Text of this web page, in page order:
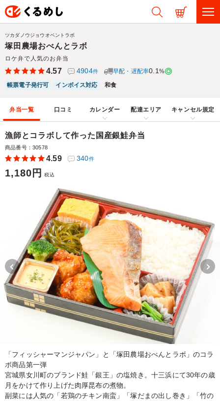
塚田農場おべんとラボ
ロケ弁で人気のお弁当
ツカダノウジョウオベントラボ
4.57 4904件 早配・遅配率0.1 %
帳票電子発行可
インボイス対応 和食
弁当一覧 口コミ カレンダー 配達エリア キャンセル規定
漁師とコラボして作った国産銀鮭弁当
商品番号：30578
4.59 340件
1,180円 税込
「フィッシャーマンジャパン」と「塚田農場おべんとラボ」のコラ
ボ商品第一弾
宮城県女川町のブランド鮭「銀王」の塩焼き。十三浜にて30年の歳
月をかけて作り上げた肉厚昆布の煮物。
副菜には人気の「若鶏のチキン南蛮」「塚だまの出し巻き」「竹の